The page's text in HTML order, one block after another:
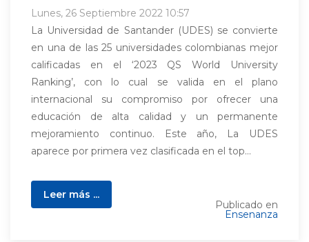
Lunes, 26 Septiembre 2022 10:57
La Universidad de Santander (UDES) se convierte
en una de las 25 universidades colombianas mejor
calificadas en el ‘2023 QS World University
Ranking’, con lo cual se valida en el plano
internacional su compromiso por ofrecer una
educación de alta calidad y un permanente
mejoramiento continuo. Este año, La UDES
aparece por primera vez clasificada en el top...
Leer más ...
Publicado en
Ensenanza